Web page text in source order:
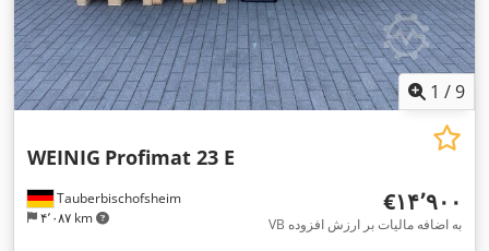
1 /9
Tauberbischofsheim
۴٬۰۸۷ km
WEINIG Profimat 23 E
‎€۱۴٬۹۰۰
VB به اضافه مالیات بر ارزش افزوده